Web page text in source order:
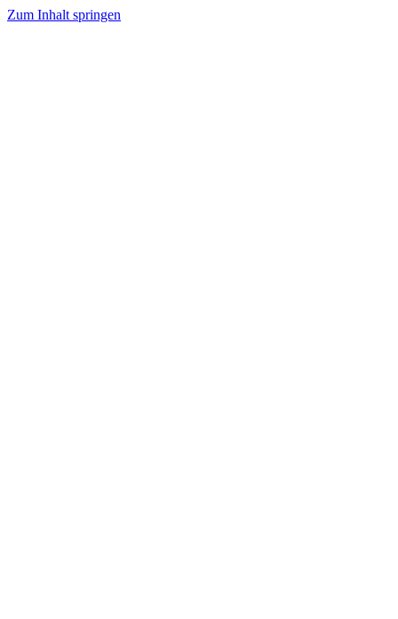
Zum Inhalt springen